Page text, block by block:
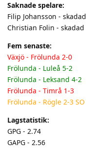
Saknade spelare:
Filip Johansson - skadad
Christian Folin - skadad
Fem senaste:
Växjö - Frölunda 2-0
Frölunda - Luleå 5-2
Frölunda - Leksand 4-2
Frölunda - Timrå 1-3
Frölunda - Rögle 2-3 SO
Lagstatistik:
GPG - 2.74
GAPG - 2.56